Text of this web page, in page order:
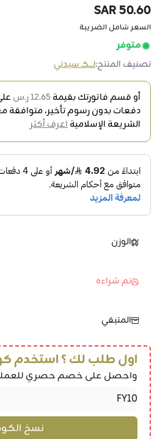
50.60 SAR
السعر شامل الضريبة
متوفر
تصنيف المنتج:لـــكـ سيدتي
أو قسم فاتورتك بقيمة 12.65 ر.س
دفعات بدون رسوم تأخير، متوافقة
الشريعة الإسلاميةاعرف أكثر
الوزن
تم شراءه
المتبقي
اول طلب لك ؟ استخدم
واحصل على خصم حصري